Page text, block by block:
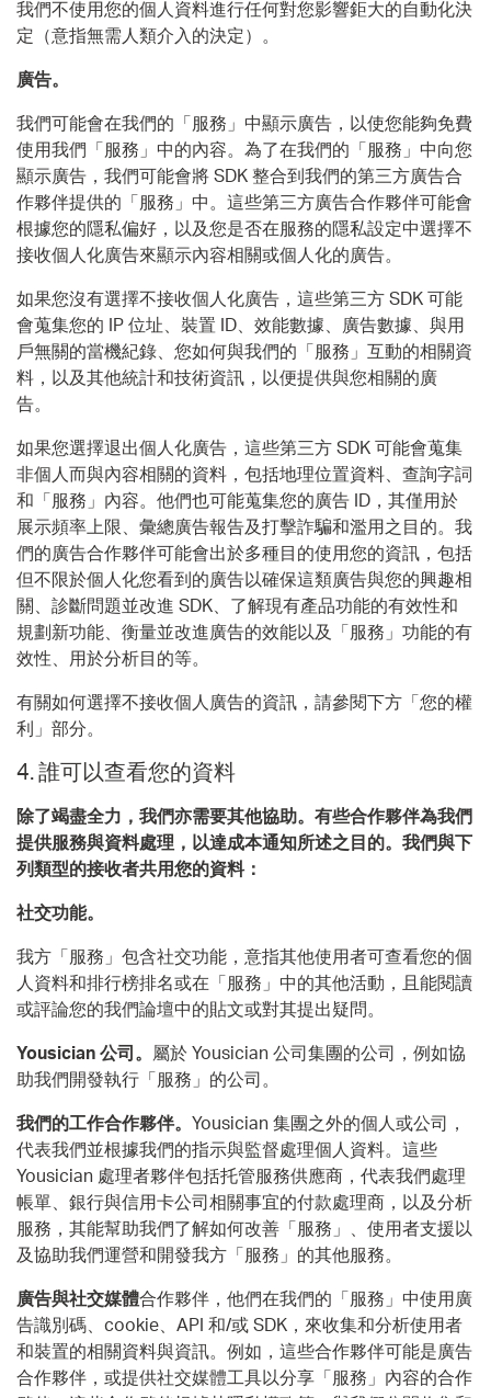
我們不使用您的個人資料進行任何對您影響鉅大的自動化決
定（意指無需人類介入的決定）。
廣告。
我們可能會在我們的「服務」中顯示廣告，以使您能夠免費
使用我們「服務」中的內容。為了在我們的「服務」中向您
顯示廣告，我們可能會將 SDK 整合到我們的第三方廣告合
作夥伴提供的「服務」中。這些第三方廣告合作夥伴可能會
根據您的隱私偏好，以及您是否在服務的隱私設定中選擇不
接收個人化廣告來顯示內容相關或個人化的廣告。
如果您沒有選擇不接收個人化廣告，這些第三方 SDK 可能
會蒐集您的 IP 位址、裝置 ID、效能數據、廣告數據、與用
戶無關的當機紀錄、您如何與我們的「服務」互動的相關資
料，以及其他統計和技術資訊，以便提供與您相關的廣
告。
如果您選擇退出個人化廣告，這些第三方 SDK 可能會蒐集
非個人而與內容相關的資料，包括地理位置資料、查詢字詞
和「服務」內容。他們也可能蒐集您的廣告 ID，其僅用於
展示頻率上限、彙總廣告報告及打擊詐騙和濫用之目的。我
們的廣告合作夥伴可能會出於多種目的使用您的資訊，包括
但不限於個人化您看到的廣告以確保這類廣告與您的興趣相
關、診斷問題並改進 SDK、了解現有產品功能的有效性和
規劃新功能、衡量並改進廣告的效能以及「服務」功能的有
效性、用於分析目的等。
有關如何選擇不接收個人廣告的資訊，請參閱下方「您的權
利」部分。
4. 誰可以查看您的資料
除了竭盡全力，我們亦需要其他協助。有些合作夥伴為我們
提供服務與資料處理，以達成本通知所述之目的。我們與下
列類型的接收者共用您的資料：
社交功能。
我方「服務」包含社交功能，意指其他使用者可查看您的個
人資料和排行榜排名或在「服務」中的其他活動，且能閱讀
或評論您的我們論壇中的貼文或對其提出疑問。
Yousician 公司。
屬於 Yousician 公司集團的公司，例如協
助我們開發執行「服務」的公司。
我們的工作合作夥伴。 Yousician 集團之外的個人或公司，
代表我們並根據我們的指示與監督處理個人資料。這些
Yousician 處理者夥伴包括托管服務供應商，代表我們處理
帳單、銀行與信用卡公司相關事宜的付款處理商，以及分析
服務，其能幫助我們了解如何改善「服務」、使用者支援以
及協助我們運營和開發我方「服務」的其他服務。
廣告與社交媒體合作夥伴，他們在我們的「服務」中使用廣
告識別碼、cookie、API 和/或 SDK，來收集和分析使用者
和裝置的相關資料與資訊。例如，這些合作夥伴可能是廣告
合作夥伴，或提供社交媒體工具以分享「服務」內容的合作